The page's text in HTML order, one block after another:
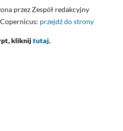
przez Zespół redakcyjny
przejdź do strony
kliknijtutaj.